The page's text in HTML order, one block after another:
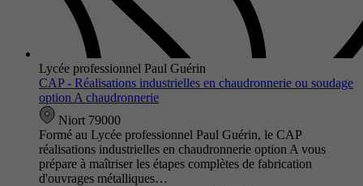
Lycée professionnel Paul Guérin
CAP - Réalisations industrielles en chaudronnerie ou soudage
option A chaudronnerie
Niort 79000
Formé au Lycée professionnel Paul Guérin, le CAP
réalisations industrielles en chaudronnerie option A vous
prépare à maîtriser les étapes complètes de fabrication
d'ouvrages métalliques…